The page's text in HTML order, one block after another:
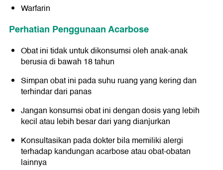
Warfarin
Perhatian Penggunaan Acarbose
Obat ini tidak untuk dikonsumsi oleh anak-anak
berusia di bawah 18 tahun
Simpan obat ini pada suhu ruang yang kering dan
terhindar dari panas
Jangan konsumsi obat ini dengan dosis yang lebih
kecil atau lebih besar dari yang dianjurkan
Konsultasikan pada dokter bila memiliki alergi
terhadap kandungan acarbose atau obat-obatan
lainnya